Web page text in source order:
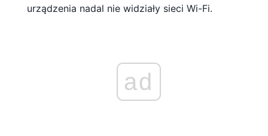
urządzenia nadal nie widziały sieci Wi-Fi.
ad